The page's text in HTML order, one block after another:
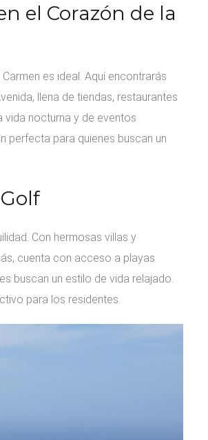
el Corazón de la
es ideal. Aquí encontrarás
llena de tiendas, restaurantes
vida nocturna y de eventos
perfecta para quienes buscan un
Con hermosas villas y
cuenta con acceso a playas
buscan un estilo de vida relajado.
para los residentes.